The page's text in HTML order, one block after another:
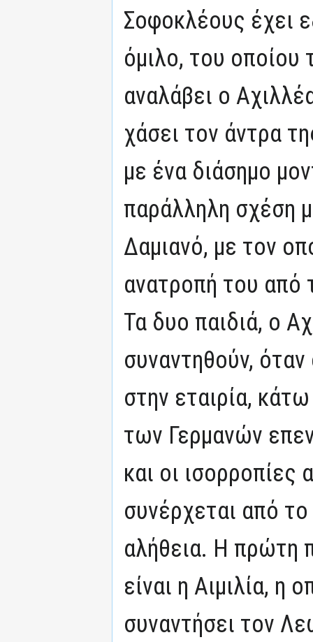
Σοφοκλέους έχει
όμιλο, του οποίου
αναλάβει ο
χάσει τον άντρα
με ένα διάσημο
παράλληλη σχέση
Δαμιανό, με τον
ανατροπή του από
Τα δυο παιδιά, ο
συναντηθούν,
στην εταιρία,
των Γερμανών
και οι ισορροπίες
συνέρχεται από
αλήθεια. Η πρώτη
είναι η Αιμιλία, η
συναντήσει τον